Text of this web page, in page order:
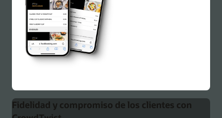
Fidelidad y compromiso de los clientes con